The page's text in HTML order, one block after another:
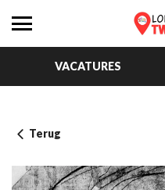
VACATURES
Terug